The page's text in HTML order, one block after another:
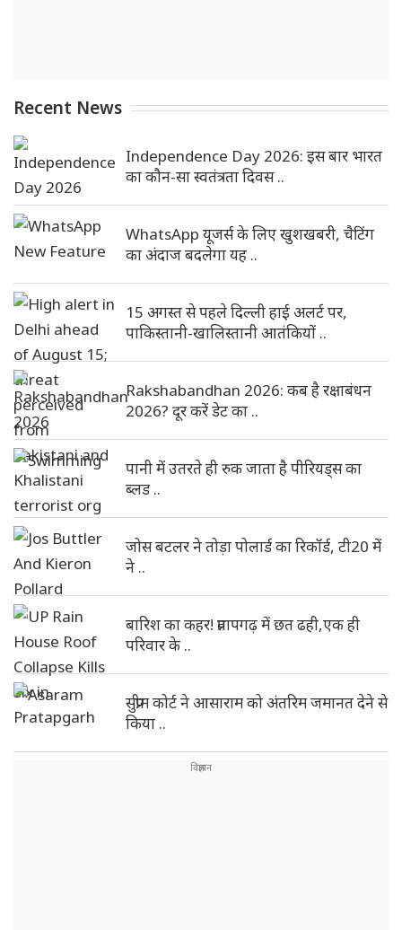
Recent News
Independence Day 2026: इस बार भारत
का कौन-सा स्वतंत्रता दिवस ..
WhatsApp यूजर्स के लिए खुशखबरी, चैटिंग
का अंदाज बदलेगा यह ..
15 अगस्त से पहले दिल्ली हाई अलर्ट पर,
पाकिस्तानी-खालिस्तानी आतंकियों ..
Rakshabandhan 2026: कब है रक्षाबंधन
2026? दूर करें डेट का ..
पानी में उतरते ही रुक जाता है पीरियड्स का
ब्लड ..
जोस बटलर ने तोड़ा पोलार्ड का रिकॉर्ड, टी20 में
ने ..
बारिश का कहर! प्रतापगढ़ में छत ढही,एक ही
परिवार के ..
सुप्रीम कोर्ट ने आसाराम को अंतरिम जमानत देने से
किया ..